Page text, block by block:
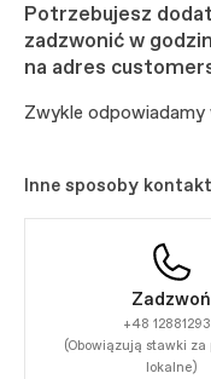
Potrzebujesz
zadzwonić w
na adres
Zwykle
Inne sposoby
Zadzwoń
+48
(Obowiązują stawki za
lokalne)